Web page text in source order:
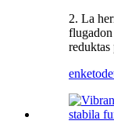
2. La
enketo